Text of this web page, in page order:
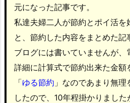
元になった記事です。
私達夫婦二人が節約とポイ活を
と、節約した内容をまとめた記
ブログには書いていませんが、
詳細に計算式で節約出来た金額
「ゆる節約 」なのであまり無
したので、10年程掛かりました